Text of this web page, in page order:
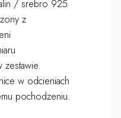
/ srebro 925
z
w odcieniach
pochodzeniu.